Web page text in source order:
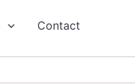
Contact